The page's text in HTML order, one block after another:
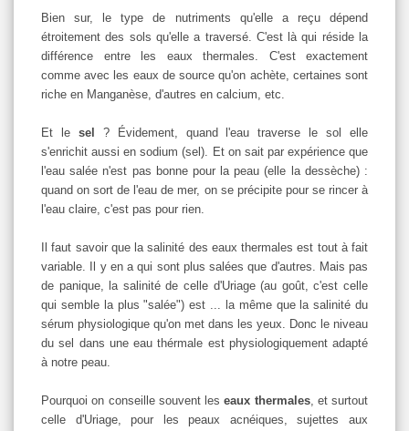
Bien sur, le type de nutriments qu'elle a reçu dépend
étroitement des sols qu'elle a traversé. C'est là qui réside la
différence entre les eaux thermales. C'est exactement
comme avec les eaux de source qu'on achète, certaines sont
riche en Manganèse, d'autres en calcium, etc.
Et le sel
? Évidement, quand l'eau traverse le sol elle
s'enrichit aussi en sodium (sel). Et on sait par expérience que
l'eau salée n'est pas bonne pour la peau (elle la dessèche) :
quand on sort de l'eau de mer, on se précipite pour se rincer à
l'eau claire, c'est pas pour rien.
Il faut savoir que la salinité des eaux thermales est tout à fait
variable. Il y en a qui sont plus salées que d'autres. Mais pas
de panique, la salinité de celle d'Uriage (au goût, c'est celle
qui semble la plus "salée") est ... la même que la salinité du
sérum physiologique qu'on met dans les yeux. Donc le niveau
du sel dans une eau thérmale est physiologiquement adapté
à notre peau.
Pourquoi on conseille souvent leseaux thermales, et surtout
celle d'Uriage, pour les peaux acnéiques, sujettes aux